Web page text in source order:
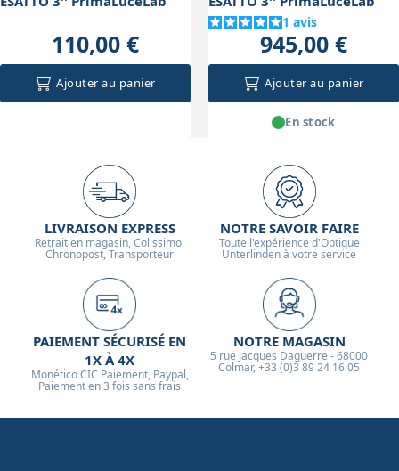
110,00 €
Ajouter au panier
1 avis
945,00 €
Ajouter au panier
En stock
LIVRAISON EXPRESS
Retrait en magasin, Colissimo,
Chronopost, Transporteur
NOTRE SAVOIR FAIRE
Toute l'expérience d'Optique
Unterlinden à votre service
PAIEMENT SÉCURISÉ EN
1X À 4X
Monético CIC Paiement, Paypal,
Paiement en 3 fois sans frais
NOTRE MAGASIN
5 rue Jacques Daguerre - 68000
Colmar, +33 (0)3 89 24 16 05